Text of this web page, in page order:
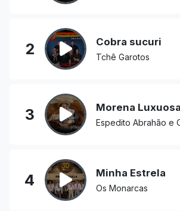
2 Cobra sucuri
Tchê Garotos
3 Morena Luxuosa
Espedito Abrahão e
4 Minha Estrela
Os Monarcas